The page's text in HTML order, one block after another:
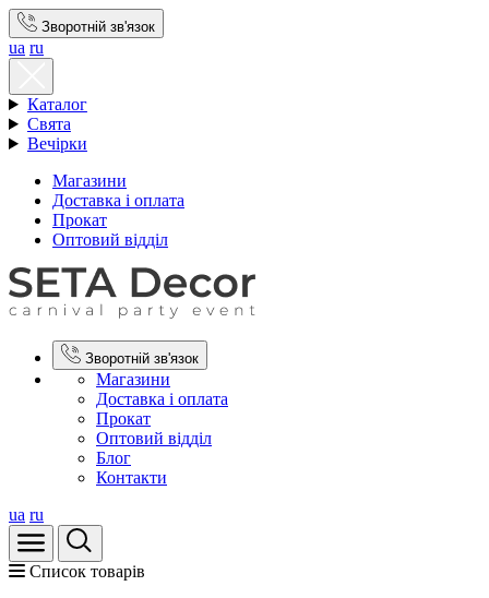
Зворотній зв'язок
ua ru
Каталог
Свята
Вечірки
Магазини
Доставка і оплата
Прокат
Оптовий відділ
Зворотній зв'язок
Магазини
Доставка і оплата
Прокат
Оптовий відділ
Блог
Контакти
ua ru
Список товарів